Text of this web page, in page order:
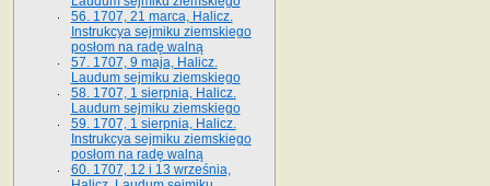
56. 1707, 21 marca, Halicz.
Instrukcya sejmiku ziemskiego
posłom na radę walną
57. 1707, 9 maja, Halicz.
Laudum sejmiku ziemskiego
58. 1707, 1 sierpnia, Halicz.
Laudum sejmiku ziemskiego
59. 1707, 1 sierpnia, Halicz.
Instrukcya sejmiku ziemskiego
posłom na radę walną
60. 1707, 12 i 13 września,